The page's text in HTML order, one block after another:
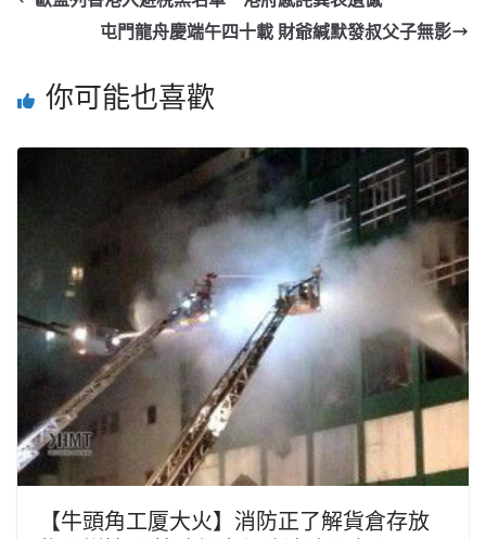
屯門龍舟慶端午四十載 財爺緘默發叔父子無影
你可能也喜歡
【牛頭角工厦大火】消防正了解貨倉存放